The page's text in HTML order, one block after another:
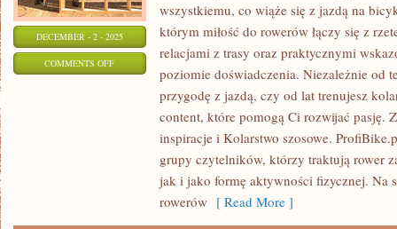
DECEMBER - 2 - 2025
COMMENTS OFFON
BEZPIECZEŃSTWO
wszystkiemu, co wiąże się z jazdą na
którym miłość do rowerów łączy się z
relacjami z trasy oraz praktycznymi
poziomie doświadczenia. Niezależnie od
przygodę z jazdą, czy od lat trenujesz
content, które pomogą Ci rozwijać pasję.
inspiracje i Kolarstwo szosowe.
grupy czytelników, którzy traktują rower
jak i jako formę aktywności fizycznej. Na
rowerów [ Read More ]